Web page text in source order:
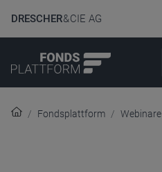
DRESCHER& CIE AG
Fondsplattform Webinare